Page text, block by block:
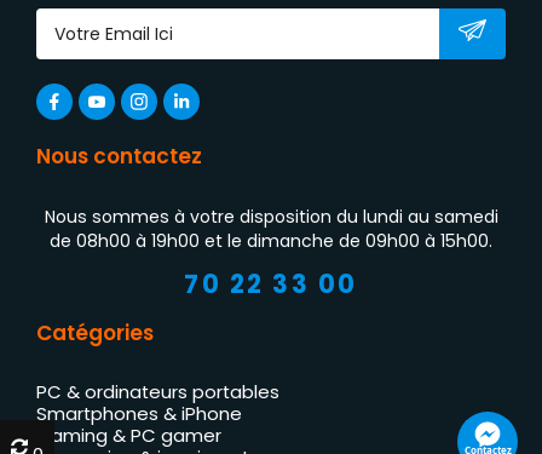
Nous contactez
Nous sommes à votre disposition du lundi au samedi
de 08h00 à 19h00 et le dimanche de 09h00 à 15h00.
70 22 33 00
Catégories
PC & ordinateurs portables
Smartphones & iPhone
Gaming & PC gamer
Contactez